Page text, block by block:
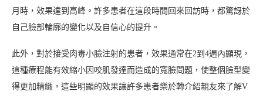
月時，效果達到高峰。許多患者在這段時間回來回訪時，都驚訝於
自己臉部輪廓的變化以及自信心的提升。
此外，對於接受肉毒小臉注射的患者，效果通常在2到4週內顯現，
這種療程能有效縮小因咬肌發達而造成的寬臉問題，使整個臉型變
得更加精緻。這些明顯的效果讓許多患者樂於轉介紹親友來了解V